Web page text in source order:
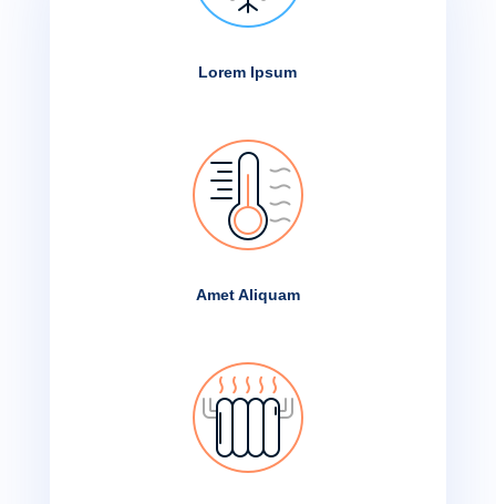
Lorem Ipsum
Amet Aliquam